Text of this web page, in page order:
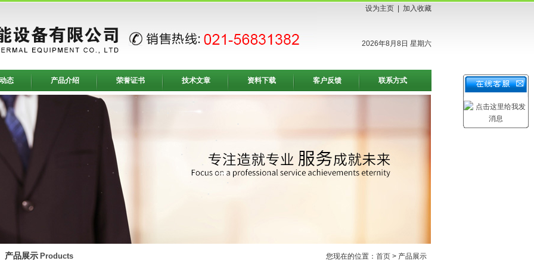
设为主页 加入收藏
2026年8月8日 星期六
态 产品介绍 荣誉证书 技术文章 资料下载 客户反馈 联系方式
产品展示 Products 您现在的位置： 首页 > 产品展示